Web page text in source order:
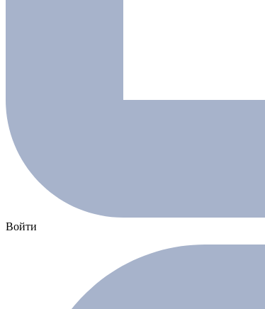
Войти